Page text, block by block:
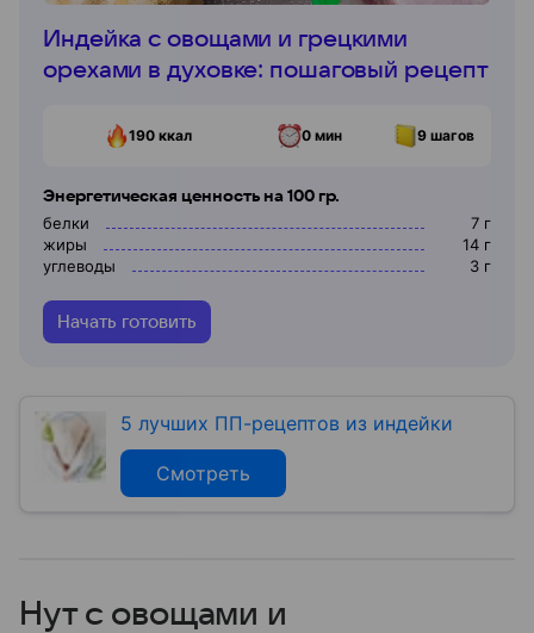
Индейка с овощами и грецкими
орехами в духовке: пошаговый рецепт
190 ккал 0 мин 9 шагов
Энергетическая ценность на 100 гр.
белки 7 г
жиры
14 г
углеводы
3 г
Начать готовить
5 лучших ПП-рецептов из индейки
Смотреть
Нут с овощами и